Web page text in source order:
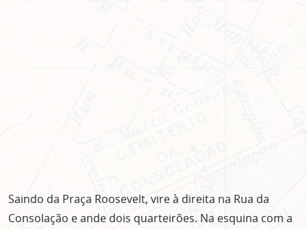
Saindo da Praça Roosevelt, vire à direita na Rua da
Consolação e ande dois quarteirões. Na esquina com a